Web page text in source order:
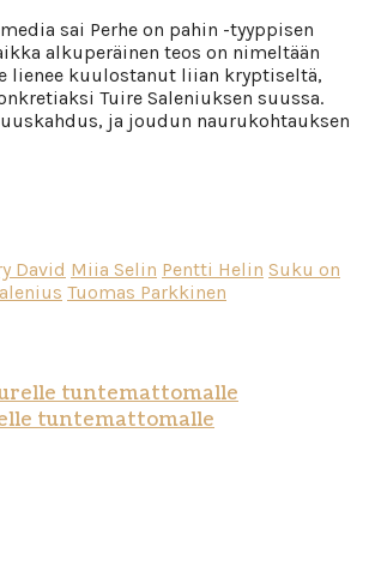
sai Perhe on pahin -tyyppisen
alkuperäinen teos on nimeltään
lienee kuulostanut liian kryptiseltä,
Tuire Saleniuksen suussa.
ja joudun naurukohtauksen
David Miia Selin Pentti Helin Suku on
Tuomas Parkkinen
tuntemattomalle
tuntemattomalle